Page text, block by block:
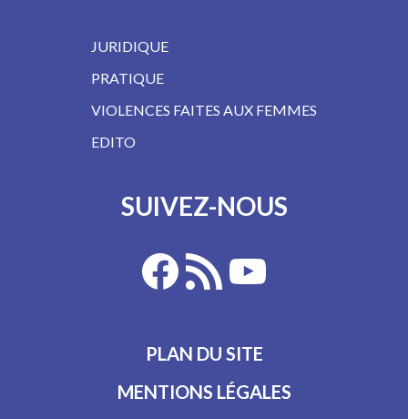
JURIDIQUE
PRATIQUE
VIOLENCES FAITES AUX FEMMES
EDITO
SUIVEZ-NOUS
PLAN DU SITE
MENTIONS LÉGALES